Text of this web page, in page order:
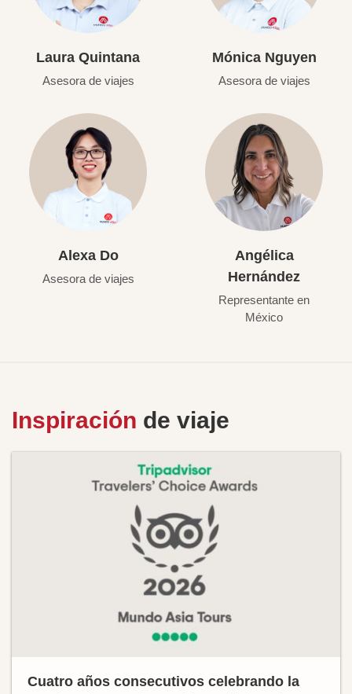
Laura Quintana
Asesora de viajes
Mónica Nguyen
Asesora de viajes
Alexa Do
Asesora de viajes
Angélica
Hernández
Representante en
México
Inspiración de viaje
Cuatro años consecutivos celebrando la